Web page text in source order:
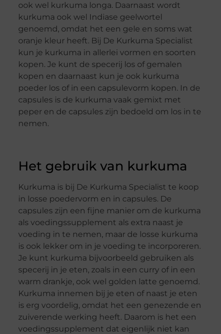
ook wel kurkuma longa. Daarnaast wordt
kurkuma ook wel Indiase geelwortel
genoemd, omdat het een gele en soms wat
oranje kleur heeft. Bij De Kurkuma Specialist
kun je kurkuma in allerlei vormen en soorten
kopen. Je kunt de specerij los of gemalen
kopen en daarnaast kun je ook kurkuma
poeder los of in een capsulevorm kopen. In de
capsules is de kurkuma vaak gemixt met
peper en de capsules zijn bedoeld om los in te
nemen.
Het gebruik van kurkuma
Kurkuma is bij De Kurkuma Specialist te koop
in losse poedervorm en in capsules. De
capsules zijn een fijne manier om de kurkuma
als voedingssupplement als extra naast je
voeding in te nemen, maar de losse kurkuma
is ook lekker om in je voeding te incorporeren.
Je kunt kurkuma bijvoorbeeld gebruiken als
specerij in je eten, zoals in een curry of in een
warm drankje, ook wel golden latte genoemd.
Kurkuma innemen bij je eten of naast je eten
is erg voordelig, omdat het een genezende en
zuiverende werking heeft. Daarom is het een
voedingssupplement dat eigenlijk niet kan